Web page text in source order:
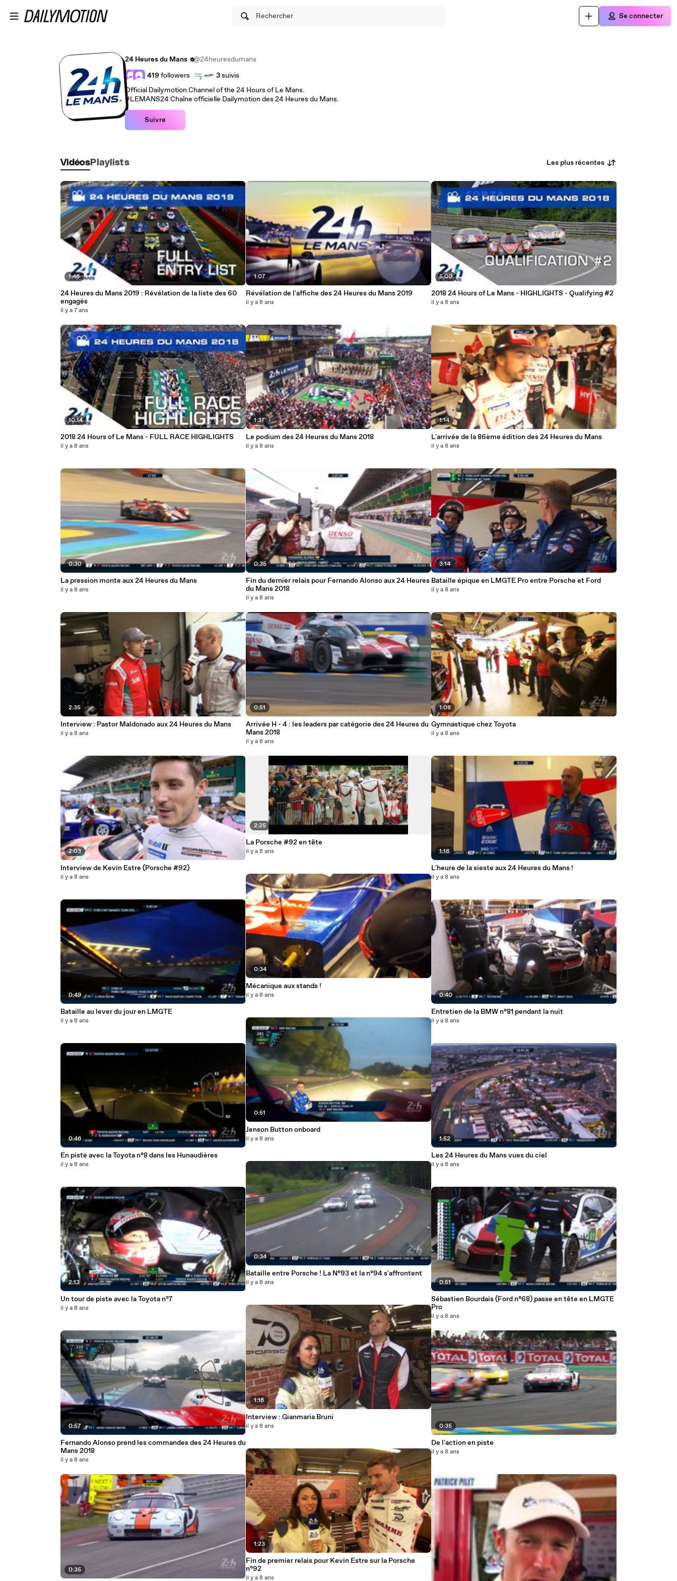
Rechercher Se connecter
24 Heures du Mans
@24heuresdumans
419followers 3suivis
Official Dailymotion Channel of the 24 Hours of Le Mans.
#LEMANS24 Chaîne officielle Dailymotion des 24 Heures du Mans.
Suivre
Vidéos Playlists Les plus récentes
1:46
24 Heures du Mans 2019 : Révélation de la liste des 60
engagés
il y a 7 ans
10:14
2018 24 Hours of Le Mans - FULL RACE HIGHLIGHTS
il y a 8 ans
0:30
La pression monte aux 24 Heures du Mans
il y a 8 ans
2:35
Interview : Pastor Maldonado aux 24 Heures du Mans
il y a 8 ans
2:03
Interview de Kevin Estre (Porsche #92)
il y a 8 ans
0:49
Bataille au lever du jour en LMGTE
il y a 8 ans
0:46
En piste avec la Toyota n°8 dans les Hunaudières
il y a 8 ans
2:13
Un tour de piste avec la Toyota n°7
il y a 8 ans
0:57
Fernando Alonso prend les commandes des 24 Heures du
Mans 2018
il y a 8 ans
0:35
1:07
Révélation de l'affiche des 24 Heures du Mans 2019
il y a 8 ans
1:37
Le podium des 24 Heures du Mans 2018
il y a 8 ans
0:35
Fin du dernier relais pour Fernando Alonso aux 24 Heures
du Mans 2018
il y a 8 ans
0:51
Arrivée H - 4 : les leaders par catégorie des 24 Heures du
Mans 2018
il y a 8 ans
2:25
La Porsche #92 en tête
il y a 8 ans
0:34
Mécanique aux stands !
il y a 8 ans
0:51
Jenson Button onboard
il y a 8 ans
0:34
Bataille entre Porsche ! La N°93 et la n°94 s'affrontent
il y a 8 ans
1:16
Interview : Gianmaria Bruni
il y a 8 ans
1:23
Fin de premier relais pour Kevin Estre sur la Porsche
n°92
il y a 8 ans
5:00
2018 24 Hours of Le Mans - HIGHLIGHTS - Qualifying #2
il y a 8 ans
1:14
L'arrivée de la 86ème édition des 24 Heures du Mans
il y a 8 ans
3:14
Bataille épique en LMGTE Pro entre Porsche et Ford
il y a 8 ans
1:08
Gymnastique chez Toyota
il y a 8 ans
1:16
L'heure de la sieste aux 24 Heures du Mans !
il y a 8 ans
0:40
Entretien de la BMW n°81 pendant la nuit
il y a 8 ans
1:52
Les 24 Heures du Mans vues du ciel
il y a 8 ans
0:51
Sébastien Bourdais (Ford n°68) passe en tête en LMGTE
Pro
il y a 8 ans
0:35
De l'action en piste
il y a 8 ans